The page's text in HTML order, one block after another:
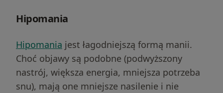
Hipomania
Hipomania jest łagodniejszą formą manii.
Choć objawy są podobne (podwyższony
nastrój, większa energia, mniejsza potrzeba
snu), mają one mniejsze nasilenie i nie